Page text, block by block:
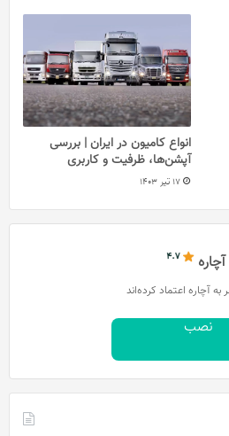
انواع کامیون در ایران | بررسی
آپشن‌ها، ظرفیت و کاربری
17 تیر 1403
اعتماد کرده‌اند
نصب